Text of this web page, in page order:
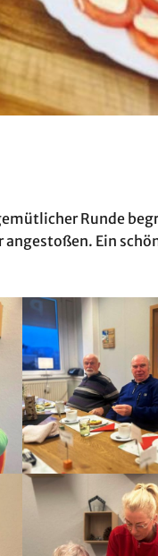
Runde
Ein